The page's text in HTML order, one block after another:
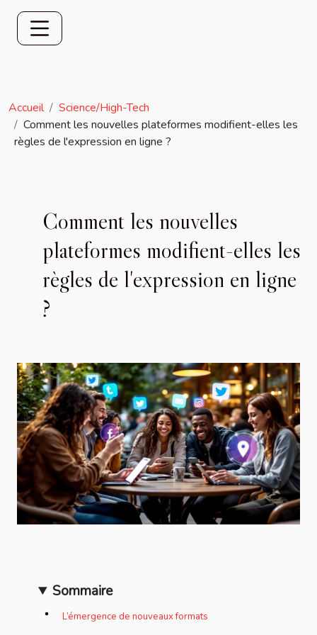
Accueil
Science/High-Tech
Comment les nouvelles plateformes modifient-elles les
règles de l'expression en ligne ?
Comment les nouvelles
plateformes modifient-elles les
règles de l'expression en ligne
?
Sommaire
L’émergence de nouveaux formats